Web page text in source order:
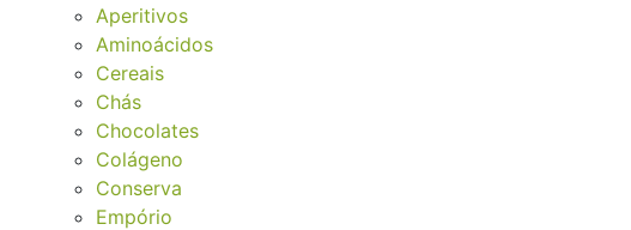
Aperitivos
Aminoácidos
Cereais
Chás
Chocolates
Colágeno
Conserva
Empório